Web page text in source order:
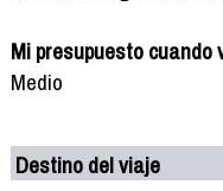
Mi presupuesto cuando
Medio
Destino del viaje